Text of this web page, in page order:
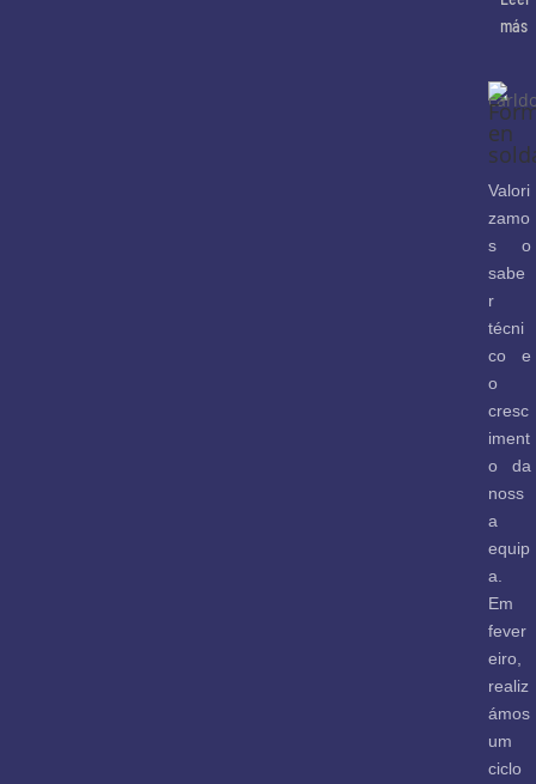
más
en
Valori
zamo
s o
sabe
r
técni
co e
o
cresc
iment
o da
noss
a
equip
a.
Em
fever
eiro,
realiz
ámos
um
ciclo